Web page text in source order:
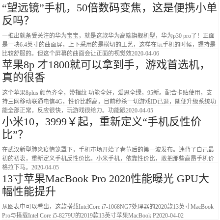
“望远镜”手机，50倍数码变焦，这是便携小单
反吗？
一推出就备受关注的华为宝宝，就是这款华为高端旗舰机型，华为p30 pro了！正面
是一块6.4英寸的曲面屏，上下采用的是横切的工艺，这样在玩手机的时候，握持是
比较舒服的。但这个屏幕的曲面会让正面的视觉效2020-04-06
苹果8p 才1800就可以拿到手，游戏首选机，
真的很香
这个苹果8plus 颜色齐全，带指纹 功能全好，爱思全绿，95新。配合卡贴使用，支
持三网移动联通电信4G，性价比超高，目前秒杀一切游戏ID已退，随便升级系统功
能全部正常，反应很快，玩游戏很给力。功能跟2020-04-05
小米10，3999￥起，重新定义“手机反性价
比”？
在武汉新型肺炎疫情笼罩下，手机市场开始了春节后的第一波发布。违背了自己最
初的初衷，重新定义手机反性价比。小米手机，依靠性价比，敢把那些高昂手机价
格拉下马。2020-04-05
13寸苹果MacBook Pro 2020性能曝光 GPU大
幅性能提升
从图表中可以看出，这款搭载IntelCore i7-1068NG7处理器的2020款13英寸MacBook
Pro与搭载Intel Core i5-8279U的2019款13英寸苹果MacBook P2020-04-02